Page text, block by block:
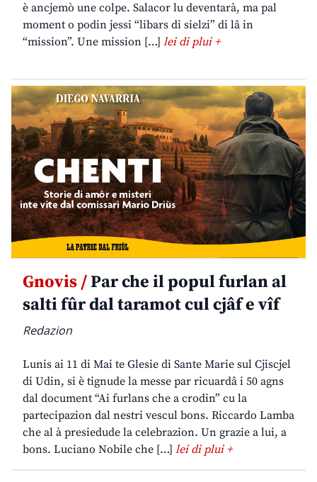
è ancjemò une colpe. Salacor lu deventarà, ma pal
moment o podin jessi “libars di sielzi” di lâ in
“mission”. Une mission […] lei di plui +
Gnovis /Par che il popul furlan al
salti fûr dal taramot cul cjâf e vîf
Redazion
Lunis ai 11 di Mai te Glesie di Sante Marie sul Cjiscjel
di Udin, si è tignude la messe par ricuardâ i 50 agns
dal document “Ai furlans che a crodin” cu la
partecipazion dal nestri vescul bons. Riccardo Lamba
che al à presiedude la celebrazion. Un grazie a lui, a
bons. Luciano Nobile che […] lei di plui +